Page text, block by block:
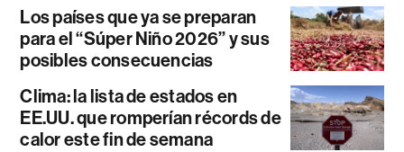
Los países que ya se preparan
para el “Súper Niño 2026” y sus
posibles consecuencias
Clima: la lista de estados en
EE.UU. que romperían récords de
calor este fin de semana